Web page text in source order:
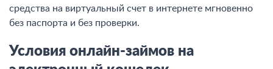
средства на виртуальный счет в интернете мгновенно
без паспорта и без проверки.
Условия онлайн-займов на